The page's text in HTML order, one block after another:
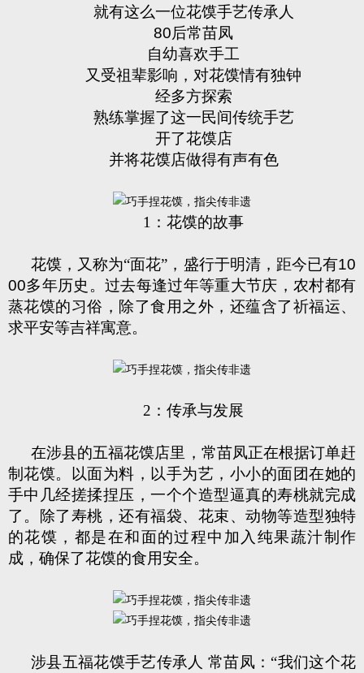
就有这么一位花馍手艺传承人
80后常苗凤
自幼喜欢手工
又受祖辈影响，对花馍情有独钟
经多方探索
熟练掌握了这一民间传统手艺
开了花馍店
并将花馍店做得有声有色
1 ：花馍的故事
花馍，又称为“面花”，盛行于明清，距今已有10
00多年历史。过去每逢过年等重大节庆，农村都有
蒸花馍的习俗，除了食用之外，还蕴含了祈福运、
求平安等吉祥寓意。
2 ：传承与发展
在涉县的五福花馍店里，常苗凤正在根据订单赶
制花馍。以面为料，以手为艺，小小的面团在她的
手中几经搓揉捏压，一个个造型逼真的寿桃就完成
了。除了寿桃，还有福袋、花束、动物等造型独特
的花馍，都是在和面的过程中加入纯果蔬汁制作
成，确保了花馍的食用安全。
涉县五福花馍手艺传承人 常苗凤：“我们这个花